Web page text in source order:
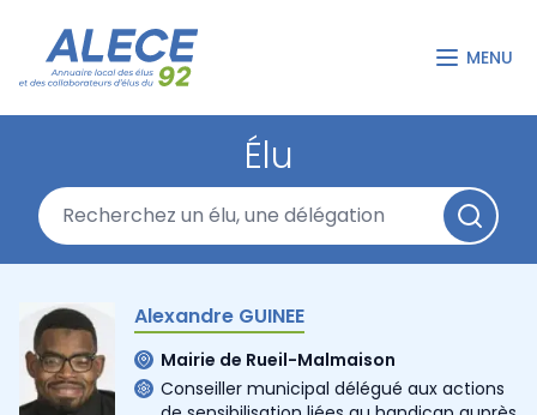
MENU
Élu
Alexandre GUINEE
Mairie de Rueil-Malmaison
Conseiller municipal délégué aux actions